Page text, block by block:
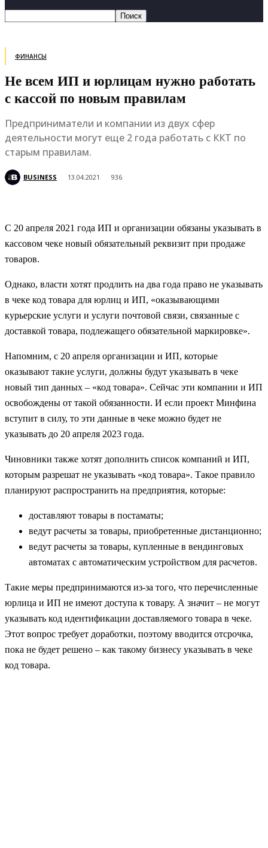
ФИНАНСЫ
Не всем ИП и юрлицам нужно работать
с кассой по новым правилам
Предприниматели и компании из двух сфер
деятельности могут еще 2 года работать с ККТ по
старым правилам.
BUSINESS 13.04.2021 936
С 20 апреля 2021 года ИП и организации обязаны указывать в
кассовом чеке новый обязательный реквизит при продаже
товаров.
Однако, власти хотят продлить на два года право не указывать
в чеке код товара для юрлиц и ИП, «оказывающими
курьерские услуги и услуги почтовой связи, связанные с
доставкой товара, подлежащего обязательной маркировке».
Напомним, с 20 апреля организации и ИП, которые
оказывают такие услуги, должны будут указывать в чеке
новый тип данных – «код товара». Сейчас эти компании и ИП
освобождены от такой обязанности. И если проект Минфина
вступит в силу, то эти данные в чеке можно будет не
указывать до 20 апреля 2023 года.
Чиновники также хотят дополнить список компаний и ИП,
которым разрешат не указывать «код товара». Такое правило
планируют распространить на предприятия, которые:
доставляют товары в постаматы;
ведут расчеты за товары, приобретенные дистанционно;
ведут расчеты за товары, купленные в вендинговых
автоматах с автоматическим устройством для расчетов.
Такие меры предпринимаются из-за того, что перечисленные
юрлица и ИП не имеют доступа к товару. А значит – не могут
указывать код идентификации доставляемого товара в чеке.
Этот вопрос требует доработки, поэтому вводится отсрочка,
пока не будет решено – как такому бизнесу указывать в чеке
код товара.